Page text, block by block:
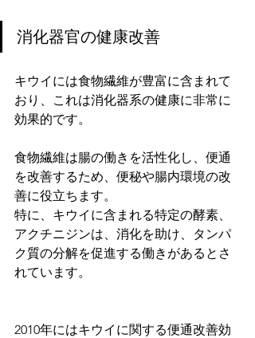
消化器官の健康改善
キウイには食物繊維が豊富に含まれて
おり、これは消化器系の健康に非常に
効果的です。
食物繊維は腸の働きを活性化し、便通
を改善するため、便秘や腸内環境の改
善に役立ちます。
特に、キウイに含まれる特定の酵素、
アクチニジンは、消化を助け、タンパ
ク質の分解を促進する働きがあるとさ
れています。
2010年にはキウイに関する便通改善効